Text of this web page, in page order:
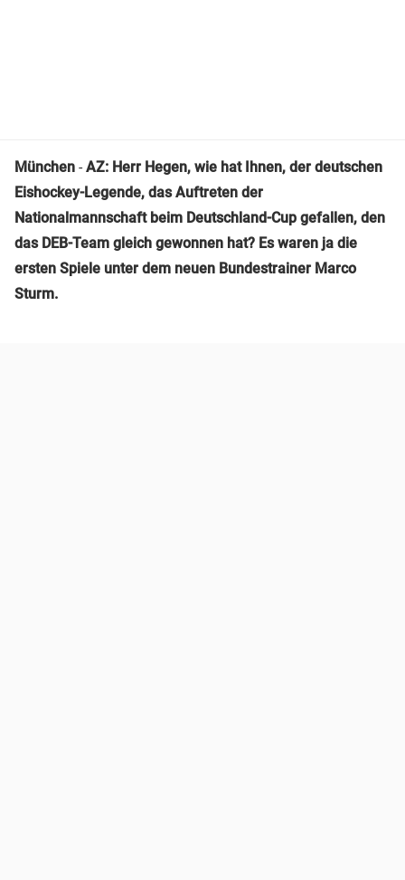
München - AZ: Herr Hegen, wie hat Ihnen, der deutschen
Eishockey-Legende, das Auftreten der
Nationalmannschaft beim Deutschland-Cup gefallen, den
das DEB-Team gleich gewonnen hat? Es waren ja die
ersten Spiele unter dem neuen Bundestrainer Marco
Sturm.